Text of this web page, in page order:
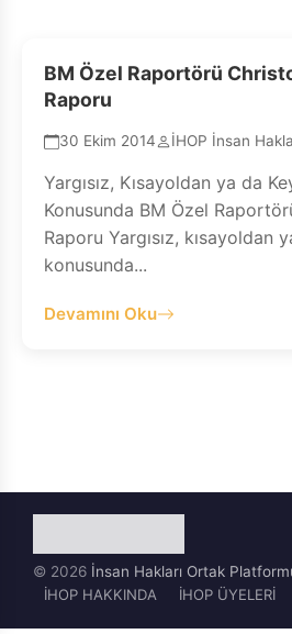
BM Özel Raportörü
Raporu
30 Ekim 2014 İHOP İnsan
Yargısız, Kısayoldan ya da
Konusunda BM Özel
Raporu Yargısız, kısayoldan
konusunda...
Devamını Oku
© 2026 İnsan Hakları Ortak
İHOP HAKKINDA
İHOP ÜYELERİ